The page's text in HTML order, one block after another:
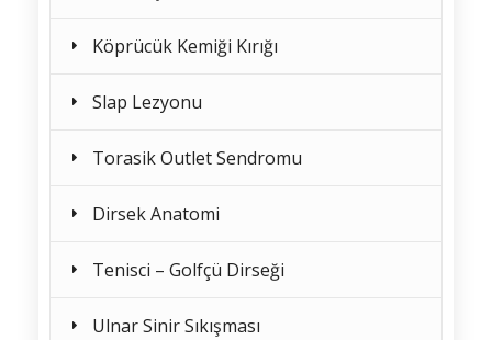
Köprücük Kemiği Kırığı
Slap Lezyonu
Torasik Outlet Sendromu
Dirsek Anatomi
Tenisci – Golfçü Dirseği
Ulnar Sinir Sıkışması